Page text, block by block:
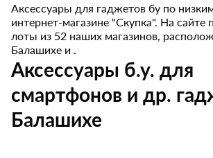
Аксессуары для гаджетов бу по
интернет-магазине "Скупка". На сайте
лоты из 52 наших магазинов,
Балашихе и .
Аксессуары б.у. для
смартфонов и др.
Балашихе